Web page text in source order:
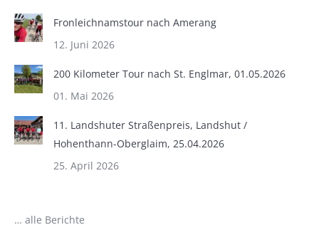
Fronleichnamstour nach Amerang
12. Juni 2026
200 Kilometer Tour nach St. Englmar, 01.05.2026
01. Mai 2026
11. Landshuter Straßenpreis, Landshut /
Hohenthann-Oberglaim, 25.04.2026
25. April 2026
… alle Berichte